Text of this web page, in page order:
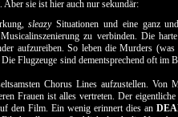
sie ist hier auch nur sekundär:
sleazySituationen und eine ganz
zu verbinden. Die
aufzureiben. So leben die Murders
Flugzeuge sind dementsprechend oft im
Chorus Lines aufzustellen. Von
Frauen ist alles vertreten. Der
den Film. Ein wenig erinnert dies an